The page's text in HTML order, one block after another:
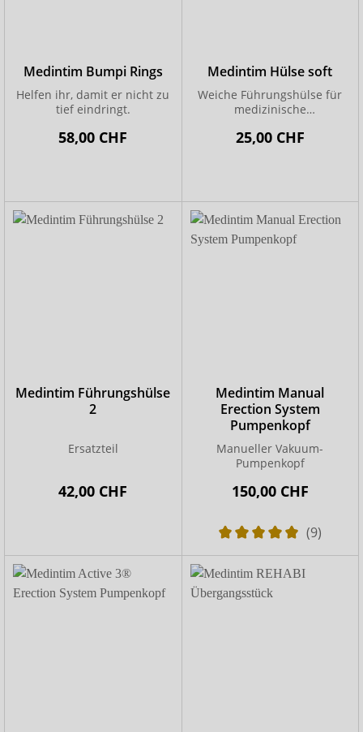
Medintim Bumpi Rings
Helfen ihr, damit er nicht zu
tief eindringt.
58,00 CHF
Medintim Hülse soft
Weiche Führungshülse für
medizinische
25,00 CHF
Medintim Führungshülse
2
Ersatzteil
42,00 CHF
Medintim Manual
Erection System
Pumpenkopf
Manueller Vakuum-
Pumpenkopf
150,00 CHF
(9)